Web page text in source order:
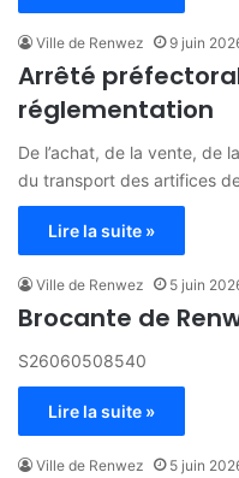
Ville de Renwez 9 juin
Arrêté
réglementation
De l’achat, de la vente, de
du transport des artifices
Lire la suite »
Ville de Renwez 5 juin
Brocante de
S26060508540
Lire la suite »
Ville de Renwez 5 juin